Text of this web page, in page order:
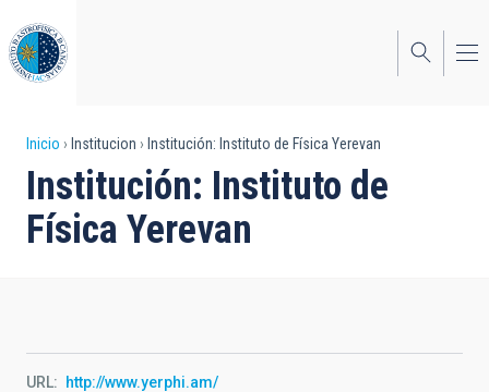
al
contenido
principal
Sobrescribir
enlaces
de
navegación
Inicio Institucion Institución: Instituto de Física Yerevan
Institución: Instituto de
Física Yerevan
URL http://www.yerphi.am/